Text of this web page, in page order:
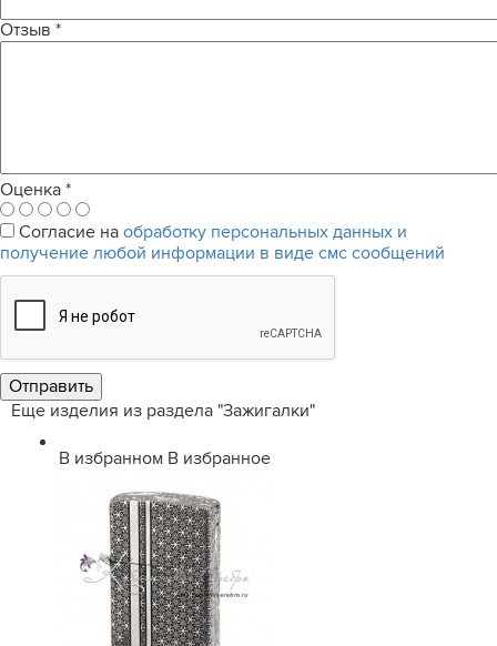
Отзыв *
Оценка *
Согласие на обработку персональных данных и
получение любой информации в виде смс сообщений
Еще изделия из раздела "Зажигалки"
В избранном В избранное